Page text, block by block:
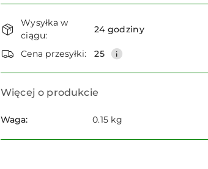
Dostępność
i
dostawa
Wysyłka w
ciągu:
24 godziny
Cena przesyłki: 25
Więcej o produkcie
Waga: 0.15 kg